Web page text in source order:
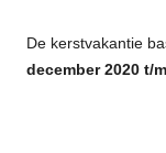
De kerstvakantie
december 2020 t/